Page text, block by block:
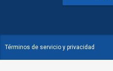
Términos de servicio y privacidad